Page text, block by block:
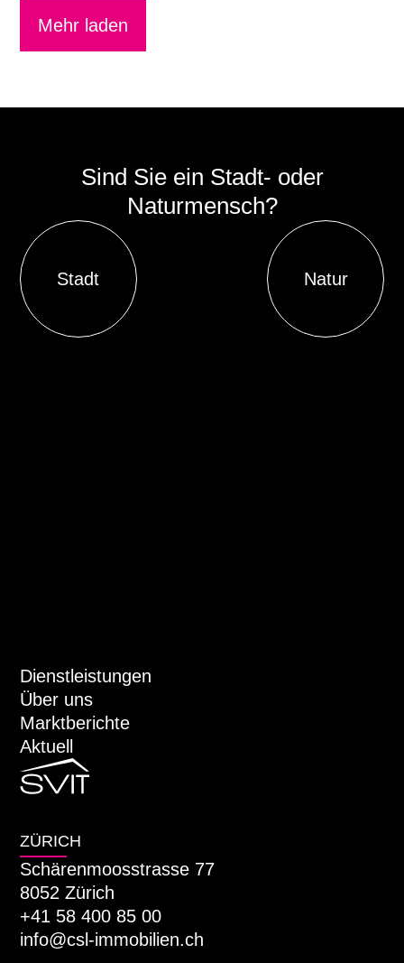
Mehr laden
Sind Sie ein Stadt- oder
Naturmensch?
Stadt Natur
Dienstleistungen
Über uns
Marktberichte
Aktuell
ZÜRICH
Schärenmoosstrasse 77
8052 Zürich
+41 58 400 85 00
info@csl-immobilien.ch